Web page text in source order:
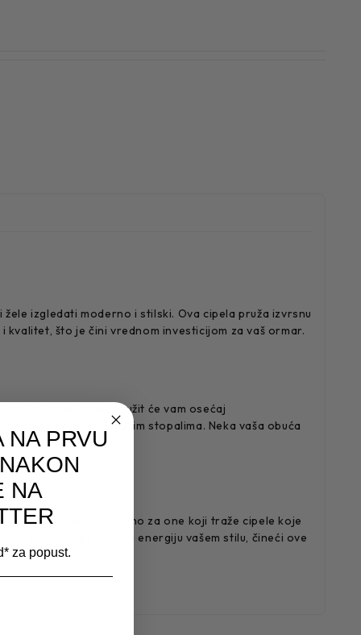
izgledati moderno i stilski. Ova cipela pruža izvrsnu
kvalitet, što je čini vrednom investicijom za vaš ormar.
boja ove cipele pružit će vam osećaj
će se prilagoditi vašim stopalima. Neka vaša obuća
što je posebno važno za one koji traže cipele koje
boja dodaje živost i energiju vašem stilu, čineći ove
NA PRVU
NA
za popust.